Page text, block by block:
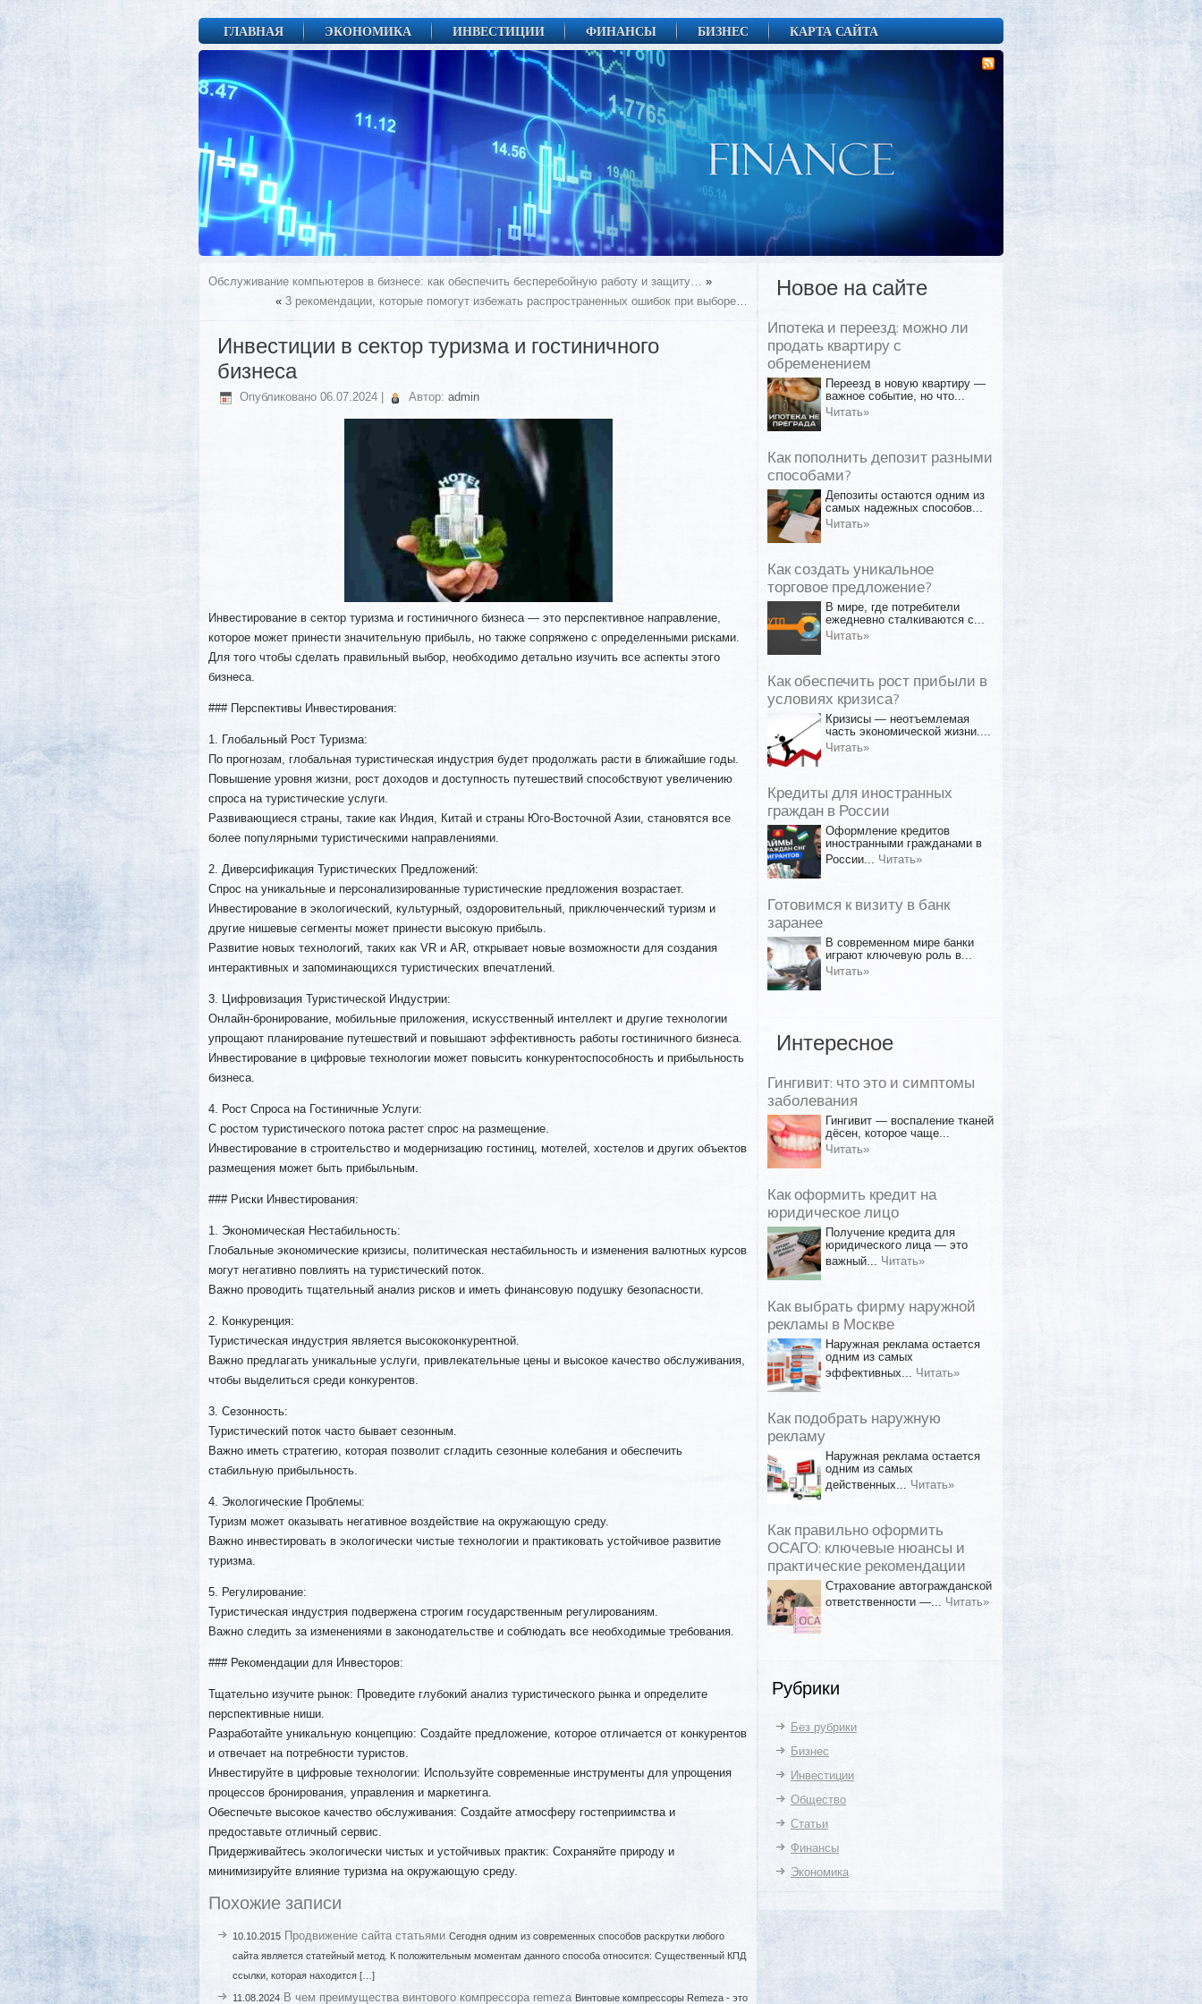
ГЛАВНАЯ ЭКОНОМИКА ИНВЕСТИЦИИ ФИНАНСЫ БИЗНЕС КАРТА САЙТА
Обслуживание компьютеров в бизнесе: как обеспечить бесперебойную работу и защиту… »
« 3 рекомендации, которые помогут избежать распространенных ошибок при выборе…
Инвестиции в сектор туризма и гостиничного
бизнеса
Опубликовано 06.07.2024 Автор: admin
Инвестирование в сектор туризма и гостиничного бизнеса — это перспективное направление,
которое может принести значительную прибыль, но также сопряжено с определенными рисками.
Для того чтобы сделать правильный выбор, необходимо детально изучить все аспекты этого
бизнеса.
### Перспективы Инвестирования:
1. Глобальный Рост Туризма:
По прогнозам, глобальная туристическая индустрия будет продолжать расти в ближайшие годы.
Повышение уровня жизни, рост доходов и доступность путешествий способствуют увеличению
спроса на туристические услуги.
Развивающиеся страны, такие как Индия, Китай и страны Юго-Восточной Азии, становятся все
более популярными туристическими направлениями.
2. Диверсификация Туристических Предложений:
Спрос на уникальные и персонализированные туристические предложения возрастает.
Инвестирование в экологический, культурный, оздоровительный, приключенческий туризм и
другие нишевые сегменты может принести высокую прибыль.
Развитие новых технологий, таких как VR и AR, открывает новые возможности для создания
интерактивных и запоминающихся туристических впечатлений.
3. Цифровизация Туристической Индустрии:
Онлайн-бронирование, мобильные приложения, искусственный интеллект и другие технологии
упрощают планирование путешествий и повышают эффективность работы гостиничного бизнеса.
Инвестирование в цифровые технологии может повысить конкурентоспособность и прибыльность
бизнеса.
4. Рост Спроса на Гостиничные Услуги:
С ростом туристического потока растет спрос на размещение.
Инвестирование в строительство и модернизацию гостиниц, мотелей, хостелов и других объектов
размещения может быть прибыльным.
### Риски Инвестирования:
1. Экономическая Нестабильность:
Глобальные экономические кризисы, политическая нестабильность и изменения валютных курсов
могут негативно повлиять на туристический поток.
Важно проводить тщательный анализ рисков и иметь финансовую подушку безопасности.
2. Конкуренция:
Туристическая индустрия является высококонкурентной.
Важно предлагать уникальные услуги, привлекательные цены и высокое качество обслуживания,
чтобы выделиться среди конкурентов.
3. Сезонность:
Туристический поток часто бывает сезонным.
Важно иметь стратегию, которая позволит сгладить сезонные колебания и обеспечить
стабильную прибыльность.
4. Экологические Проблемы:
Туризм может оказывать негативное воздействие на окружающую среду.
Важно инвестировать в экологически чистые технологии и практиковать устойчивое развитие
туризма.
5. Регулирование:
Туристическая индустрия подвержена строгим государственным регулированиям.
Важно следить за изменениями в законодательстве и соблюдать все необходимые требования.
### Рекомендации для Инвесторов:
Тщательно изучите рынок: Проведите глубокий анализ туристического рынка и определите
перспективные ниши.
Разработайте уникальную концепцию: Создайте предложение, которое отличается от конкурентов
и отвечает на потребности туристов.
Инвестируйте в цифровые технологии: Используйте современные инструменты для упрощения
процессов бронирования, управления и маркетинга.
Обеспечьте высокое качество обслуживания: Создайте атмосферу гостеприимства и
предоставьте отличный сервис.
Придерживайтесь экологически чистых и устойчивых практик: Сохраняйте природу и
минимизируйте влияние туризма на окружающую среду.
Похожие записи
10.10.2015 Продвижение сайта статьями Сегодня одним из современных способов раскрутки любого
сайта является статейный метод. К положительным моментам данного способа относится: Существенный КПД
ссылки, которая находится […]
11.08.2024 В чем преимущества винтового компрессора remeza Винтовые компрессоры Remeza - это
Новое на сайте
Ипотека и переезд: можно ли
продать квартиру с
обременением
Переезд в новую квартиру —
важное событие, но что...
Читать»
Как пополнить депозит разными
способами?
Депозиты остаются одним из
самых надежных способов...
Читать»
Как создать уникальное
торговое предложение?
В мире, где потребители
ежедневно сталкиваются с...
Читать»
Как обеспечить рост прибыли в
условиях кризиса?
Кризисы — неотъемлемая
часть экономической жизни....
Читать»
Кредиты для иностранных
граждан в России
Оформление кредитов
иностранными гражданами в
России... Читать»
Готовимся к визиту в банк
заранее
В современном мире банки
играют ключевую роль в...
Читать»
Интересное
Гингивит: что это и симптомы
заболевания
Гингивит — воспаление тканей
дёсен, которое чаще...
Читать»
Как оформить кредит на
юридическое лицо
Получение кредита для
юридического лица — это
важный... Читать»
Как выбрать фирму наружной
рекламы в Москве
Наружная реклама остается
одним из самых
эффективных... Читать»
Как подобрать наружную
рекламу
Наружная реклама остается
одним из самых
действенных... Читать»
Как правильно оформить
ОСАГО: ключевые нюансы и
практические рекомендации
Страхование автогражданской
ответственности —... Читать»
Рубрики
Без рубрики
Бизнес
Инвестиции
Общество
Статьи
Финансы
Экономика